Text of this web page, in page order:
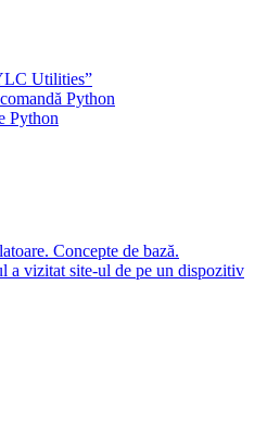
Utilities”
Python
Python
Concepte de bază.
a vizitat site-ul de pe un dispozitiv